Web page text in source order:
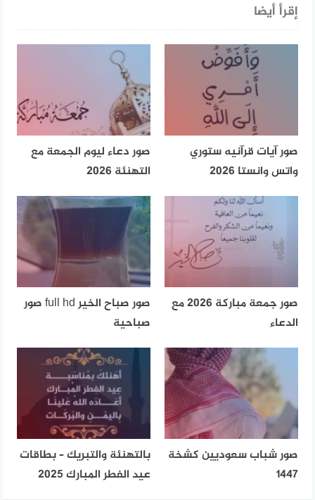
إقرأ أيضا
صور آيات قرآنيه ستوري
واتس وانستا 2026
صور دعاء ليوم الجمعة مع
التهنئة 2026
صور جمعة مباركة 2026 مع
الدعاء
صور صباح الخير full hd صور
صباحية
صور شباب سعوديين كشخة
1447
بالتهنئة والتبريك – بطاقات
عيد الفطر المبارك 2025